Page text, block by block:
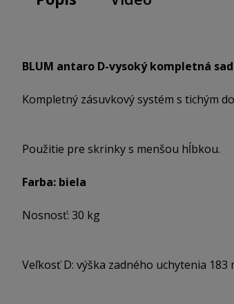
BLUM antaro D-vysoký kompletná
Kompletný zásuvkový systém s tichým
Použitie pre skrinky s menšou hĺbkou.
Farba: biela
Nosnosť: 30 kg
Veľkosť D: výška zadného uchytenia 183